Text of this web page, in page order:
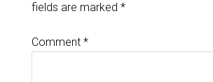
fields are marked *
Comment *